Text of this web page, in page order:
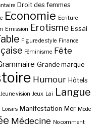
Droit des femmes
Economie Ecriture
Emission Erotisme Essai
Figure de style Finance
Féminisme Fête
Grande marque
Humour Hôtels
Jeune vision Jeux Lai Langue
Loisirs Manifestation Mer Mode
Médecine No comment